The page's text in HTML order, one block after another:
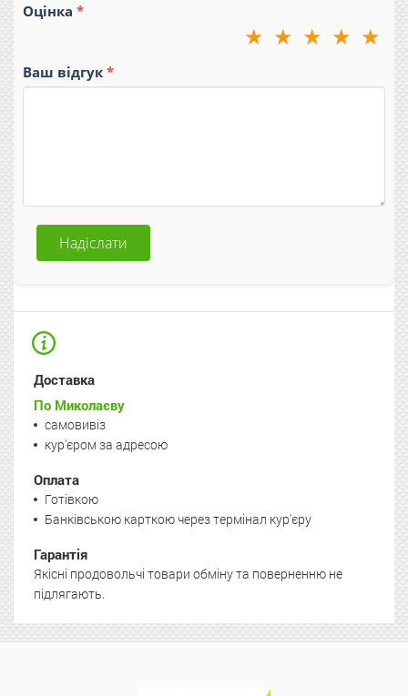
Оцінка
★
★
★
★
★
Ваш відгук
Надіслати
Доставка
По Миколаєву
самовивіз
кур'єром за адресою
Оплата
Готівкою
Банківською карткою через термінал кур'єру
Гарантія
Якісні продовольчі товари обміну та поверненню не
підлягають.